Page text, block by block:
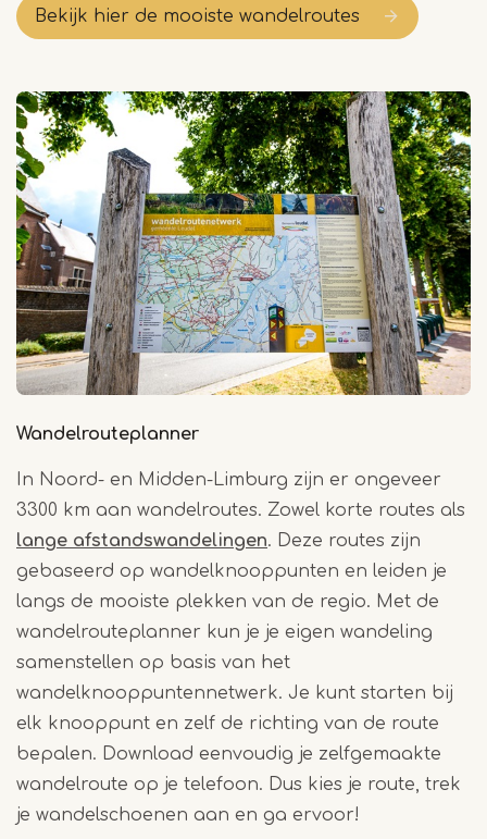
Bekijk hier de mooiste wandelroutes
Wandelrouteplanner
In Noord- en Midden-Limburg zijn er ongeveer
3300 km aan wandelroutes. Zowel korte routes als
lange afstandswandelingen. Deze routes zijn
gebaseerd op wandelknooppunten en leiden je
langs de mooiste plekken van de regio. Met de
wandelrouteplanner kun je je eigen wandeling
samenstellen op basis van het
wandelknooppuntennetwerk. Je kunt starten bij
elk knooppunt en zelf de richting van de route
bepalen. Download eenvoudig je zelfgemaakte
wandelroute op je telefoon. Dus kies je route, trek
je wandelschoenen aan en ga ervoor!